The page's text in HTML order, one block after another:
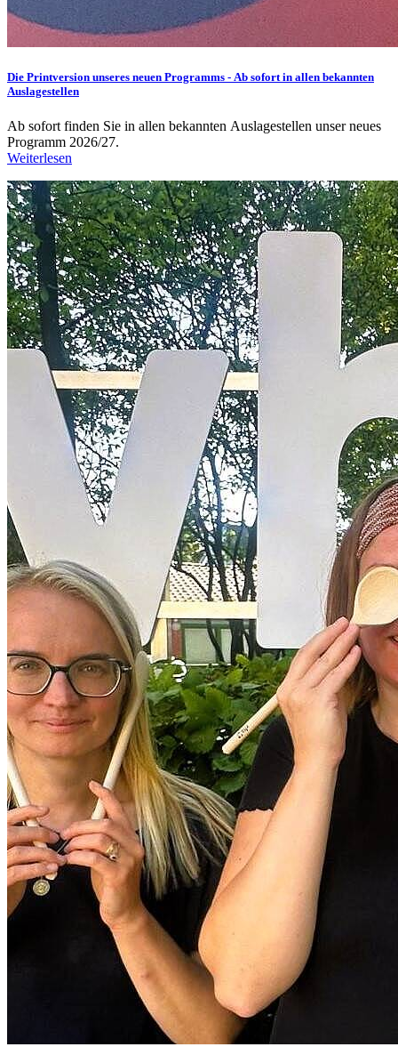
Die Printversion unseres neuen Programms - Ab sofort in allen bekannten
Auslagestellen
Ab sofort finden Sie in allen bekannten Auslagestellen unser neues
Programm 2026/27.
Weiterlesen